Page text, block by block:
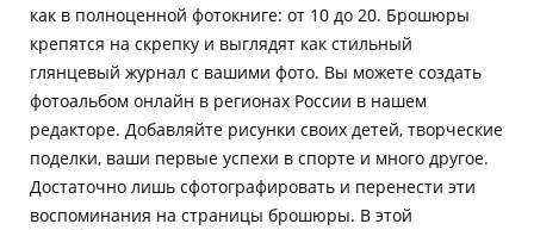
как в полноценной фотокниге: от 10 до 20. Брошюры
крепятся на скрепку и выглядят как стильный
глянцевый журнал с вашими фото. Вы можете создать
фотоальбом онлайн в регионах России в нашем
редакторе. Добавляйте рисунки своих детей, творческие
поделки, ваши первые успехи в спорте и много другое.
Достаточно лишь сфотографировать и перенести эти
воспоминания на страницы брошюры. В этой